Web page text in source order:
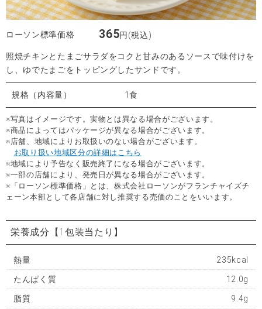
ローソン標準価格 365円(税込)
照焼チキンとたまごサラダをコクと甘みのあるソースで味付けを
し、ゆでたまごをトッピングしたサンドです。
規格（内容量） 1食
※写真はイメージです。実物とは異なる場合がございます。
※商品によってはパッケージが異なる場合がございます。
※店舗、地域によりお取扱いのない場合がございます。
お取り扱い地域区分の詳細はこちら
※地域により予告なく販売終了になる場合がございます。
※一部の店舗により、発売日が異なる場合がございます。
※「ローソン標準価格」とは、株式会社ローソンがフランチャイズチ
ェーン本部として各店舗に対し推奨する売価のことをいいます。
栄養成分 【1包装当たり】
熱量 235kcal
たんぱく質 12.0g
脂質 9.4g